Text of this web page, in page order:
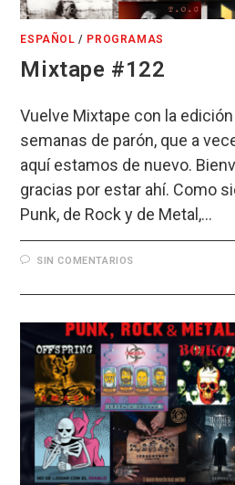
ESPAÑOL / PROGRAMAS
Mixtape #122
Vuelve Mixtape con la
semanas de parón, que a
aquí estamos de nuevo.
gracias por estar ahí. Como
Punk, de Rock y de Metal,…
SIN COMENTARIOS